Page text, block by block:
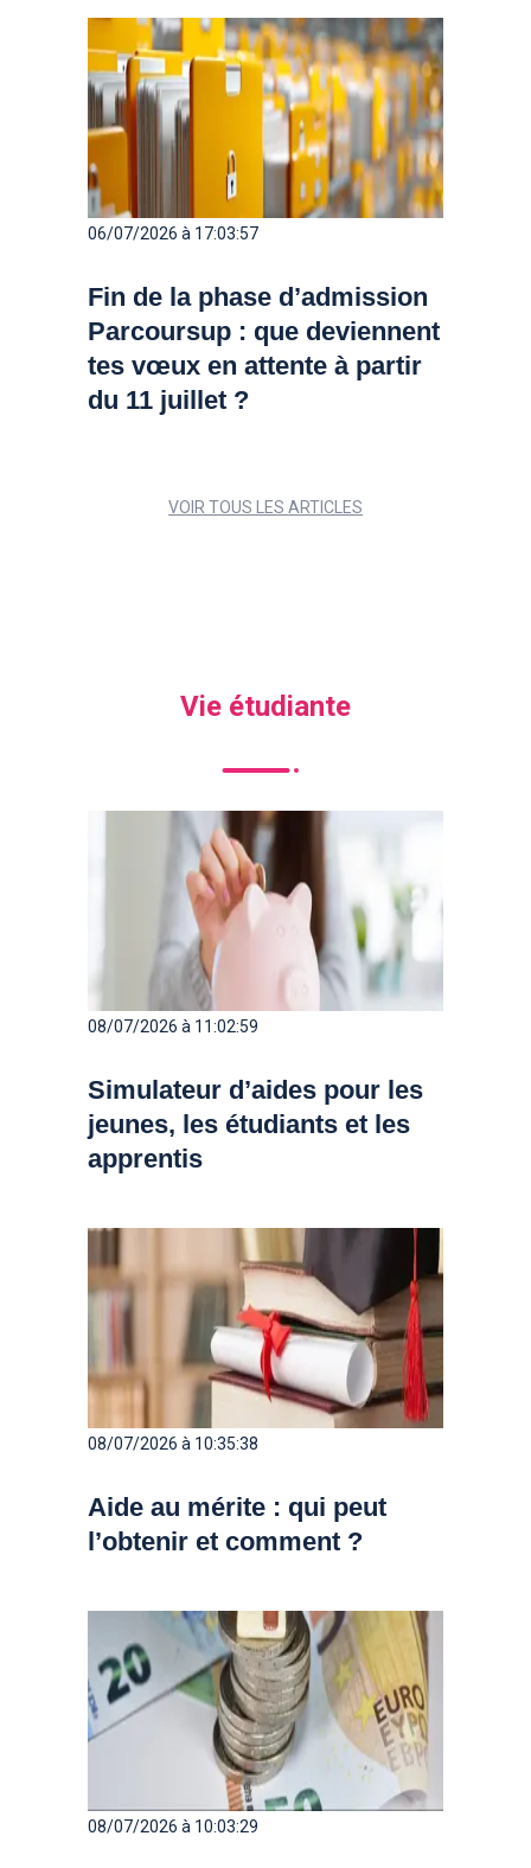
candidats décrochent une place au cours de
l’été, parfois seulement quelques semaines
avant la rentrée. Zoom sur 6 solutions pour
trouver ton école pour la rentrée.
06/07/2026 à 17:03:57
Fin de la phase d’admission
Parcoursup : que deviennent
tes vœux en attente à partir
du 11 juillet ?
VOIR TOUS LES ARTICLES
Vie étudiante
08/07/2026 à 11:02:59
Simulateur d’aides pour les
jeunes, les étudiants et les
apprentis
08/07/2026 à 10:35:38
Aide au mérite : qui peut
l’obtenir et comment ?
08/07/2026 à 10:03:29